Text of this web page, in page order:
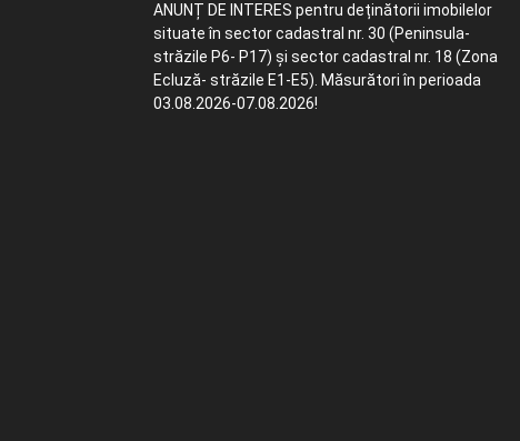
ANUNȚ DE INTERES pentru deținătorii imobilelor
situate în sector cadastral nr. 30 (Peninsula-
străzile P6- P17) și sector cadastral nr. 18 (Zona
Ecluză- străzile E1-E5). Măsurători în perioada
03.08.2026-07.08.2026!